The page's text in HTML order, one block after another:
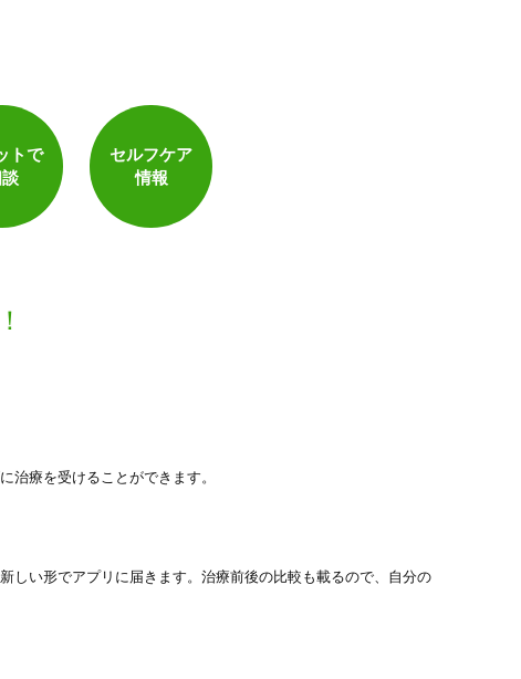
トで
セルフケア
情報
治療を受けることができます。
しい形でアプリに届きます。治療前後の比較も載るので、自分の